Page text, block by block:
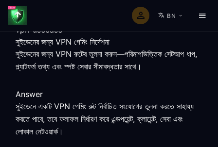
BN
vpn-usecase
সুইডেনের জন্য VPN গেমিং নির্দেশনা
সুইডেনের জন্য VPN রুটের তুলনা করুন—পরিমাপভিত্তিক সেটআপ ধাপ,
প্ল্যাটফর্ম তথ্য এবং স্পষ্ট সেবার সীমাবদ্ধতার সাথে।
Answer
সুইডেনে একটি VPN গেমিং রুট নির্বাচিত সংযোগের তুলনা করতে সাহায্য
করতে পারে, তবে ফলাফল নির্ধারণ করে এন্ডপয়েন্ট, ক্লায়েন্ট, সেবা এবং
লোকাল নেটওয়ার্ক।